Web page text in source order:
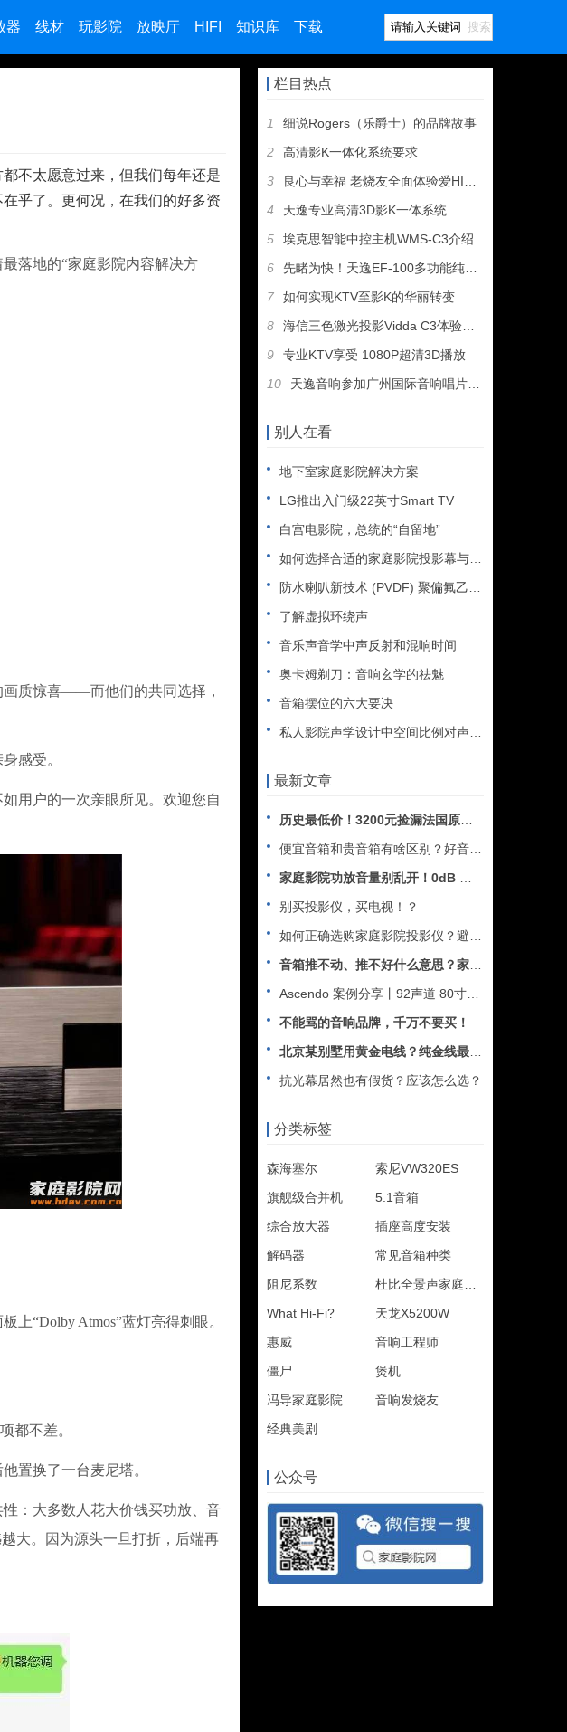
器 线材 玩影院 放映厅 HIFI 知识库 下载 搜索
不太愿意过来，但我们每年还是
乎了。更何况，在我们的好多资
落地的“家庭影院内容解决方
画质惊喜——而他们的共同选择，
感受。
用户的一次亲眼所见。欢迎您自
上“Dolby Atmos”蓝灯亮得刺眼。
都不差。
置换了一台麦尼塔。
：大多数人花大价钱买功放、音
大。因为源头一旦打折，后端再
栏目热点
1
细说Rogers（乐爵士）的品牌故事
2
高清影K一体化系统要求
3
良心与幸福 老烧友全面体验爱HIFI歌剧二号
4
天逸专业高清3D影K一体系统
5
埃克思智能中控主机WMS-C3介绍
6
先睹为快！天逸EF-100多功能纯甲类耳机放大器即将上市
7
如何实现KTV至影K的华丽转变
8
海信三色激光投影Vidda C3体验——支持杜比视界到底值不
9
专业KTV享受 1080P超清3D播放
10
天逸音响参加广州国际音响唱片展，丰厚大奖等您拿！
别人在看
地下室家庭影院解决方案
LG推出入门级22英寸Smart TV
白宫电影院，总统的“自留地”
如何选择合适的家庭影院投影幕与安装方式
防水喇叭新技术 (PVDF) 聚偏氟乙烯薄膜音箱
了解虚拟环绕声
音乐声音学中声反射和混响时间
奥卡姆剃刀：音响玄学的祛魅
音箱摆位的六大要决
私人影院声学设计中空间比例对声音的影响
最新文章
历史最低价！3200元捡漏法国原装进口中置音箱
便宜音箱和贵音箱有啥区别？好音箱与差音箱差在哪里？
家庭影院功放音量别乱开！0dB 才是标准音量？
别买投影仪，买电视！？
如何正确选购家庭影院投影仪？避坑注意事项
音箱推不动、推不好什么意思？家庭影院音箱功放怎么搭配？
Ascendo 案例分享丨92声道 80寸低音炮只为震撼音效
不能骂的音响品牌，千万不要买！
北京某别墅用黄金电线？纯金线最好？家庭影院布线避坑攻略
抗光幕居然也有假货？应该怎么选？
分类标签
森海塞尔
索尼VW320ES
旗舰级合并机
5.1音箱
综合放大器
插座高度安装
解码器
常见音箱种类
阻尼系数
What Hi-Fi?
天龙X5200W
惠威
音响工程师
僵尸
煲机
冯导家庭影院
音响发烧友
经典美剧
公众号